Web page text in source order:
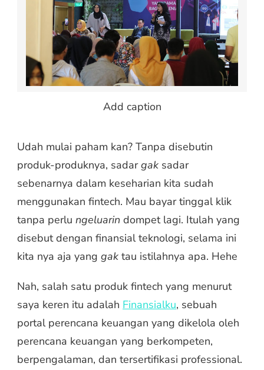
Add caption
Udah mulai paham kan? Tanpa disebutin
produk-produknya, sadargak sadar
sebenarnya dalam keseharian kita sudah
menggunakan fintech. Mau bayar tinggal klik
tanpa perlu ngeluarin dompet lagi. Itulah yang
disebut dengan finansial teknologi, selama ini
kita nya aja yang gak tau istilahnya apa. Hehe
Nah, salah satu produk fintech yang menurut
saya keren itu adalah Finansialku, sebuah
portal perencana keuangan yang dikelola oleh
perencana keuangan yang berkompeten,
berpengalaman, dan tersertifikasi professional.